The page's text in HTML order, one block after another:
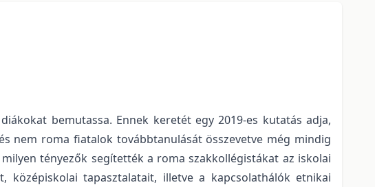
bemutassa. Ennek keretét egy 2019-es kutatás adja,
nem roma fiatalok továbbtanulását összevetve még mindig
tényezők segítették a roma szakkollégistákat az iskolai
tapasztalatait, illetve a kapcsolathálók etnikai